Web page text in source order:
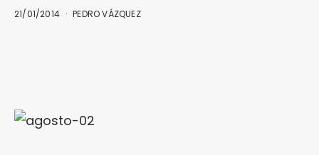
21/01/2014 PEDRO VÁZQUEZ